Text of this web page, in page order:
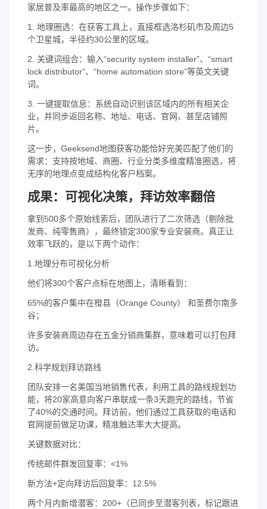
家居普及率最高的地区之一。操作步骤如下：
1. 地理圈选：在获客工具上，直接框选洛杉矶市及周边5
个卫星城，半径约30公里的区域。
2. 关键词组合：输入“security system installer”、“smart
lock distributor”、“home automation store”等英文关键
词。
3. 一键提取信息：系统自动识别该区域内的所有相关企
业，并同步返回名称、地址、电话、官网、甚至店铺照
片。
这一步，Geeksend地图获客功能恰好完美匹配了他们的
需求：支持按地域、商圈、行业分类多维度精准圈选，将
无序的地理点变成结构化客户档案。
成果：可视化决策，拜访效率翻倍
拿到500多个原始线索后，团队进行了二次筛选（剔除批
发商、纯零售商），最终锁定300家专业安装商。真正让
效率飞跃的，是以下两个动作：
1.地理分布可视化分析
他们将300个客户点标在地图上，清晰看到：
65%的客户集中在橙县（Orange County） 和圣费尔南多
谷；
许多安装商周边存在五金分销商集群，意味着可以打包拜
访。
2.科学规划拜访路线
团队安排一名美国当地销售代表，利用工具的路线规划功
能，将20家高意向客户串联成一条3天跑完的路线，节省
了40%的交通时间。拜访前，他们通过工具获取的电话和
官网提前做足功课，精准触达率大大提高。
关键数据对比：
传统邮件群发回复率：<1%
新方法+定向拜访后回复率：12.5%
两个月内新增潜客：200+（已同步至潜客列表，标记跟进